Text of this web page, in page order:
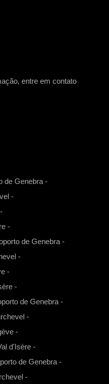
entre em contato
de Genebra-
-
-
-
de Genebra-
-
-
-
de Genebra-
-
-
d'Isère -
de Genebra-
-